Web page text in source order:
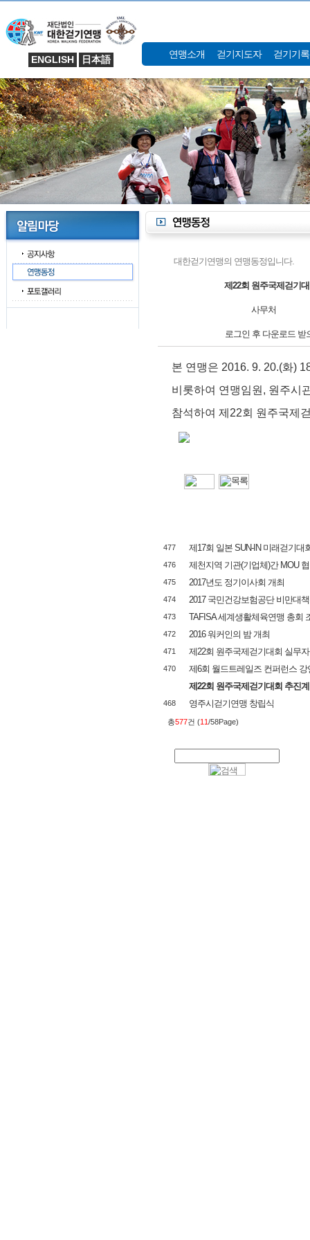
ENGLISH 日本語 연맹소개 걷기지도자 걷기기
대한걷기연맹의 연맹동정입니다.
제22회 원주국제걷기
사무처
로그인 후 다운로드 받
본 연맹은 2016. 9. 20.(화)
비롯하여 연맹임원, 원주시
참석하여 제22회 원주국제
477 제17회 일본 SUN-IN 미래걷기대
476 제천지역 기관(기업체)간 MOU
475 2017년도 정기이사회 개최
474 2017 국민건강보험공단 비만대
473 TAFISA 세계생활체육연맹 총회
472 2016 워커인의 밤 개최
471 제22회 원주국제걷기대회 실무
470
제6회 월드트레일즈 컨퍼런스 강
제22회 원주국제걷기대회 추진
468 영주시걷기연맹 창립식
총577건 (11/58Page)